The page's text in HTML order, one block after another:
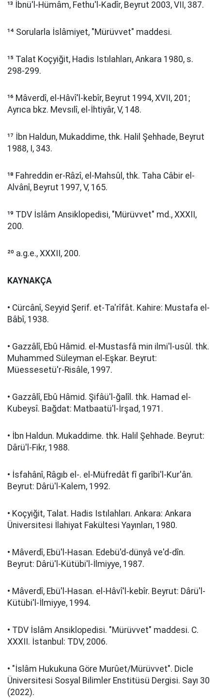
¹³ İbnü'l-Hümâm, Fethu'l-Kadîr, Beyrut 2003, VII, 387.
¹⁴ Sorularla İslâmiyet, "Mürüvvet" maddesi.
¹⁵ Talat Koçyiğit, Hadis Istılahları, Ankara 1980, s.
298-299.
¹⁶ Mâverdî, el-Hâvî'l-kebîr, Beyrut 1994, XVII, 201;
Ayrıca bkz. Mevsılî, el-İhtiyâr, V, 148.
¹⁷ İbn Haldun, Mukaddime, thk. Halil Şehhade, Beyrut
1988, I, 343.
¹⁸ Fahreddin er-Râzî, el-Mahsûl, thk. Taha Câbir el-
Alvânî, Beyrut 1997, V, 165.
¹⁹ TDV İslâm Ansiklopedisi, "Mürüvvet" md., XXXII,
200.
²⁰ a.g.e., XXXII, 200.
KAYNAKÇA
• Cürcânî, Seyyid Şerif. et-Ta'rîfât. Kahire: Mustafa el-
Bâbî, 1938.
• Gazzâlî, Ebû Hâmid. el-Mustasfâ min ilmi'l-usûl. thk.
Muhammed Süleyman el-Eşkar. Beyrut:
Müessesetü'r-Risâle, 1997.
• Gazzâlî, Ebû Hâmid. Şifâü'l-ğalîl. thk. Hamad el-
Kubeysî. Bağdat: Matbaatü'l-İrşad, 1971.
• İbn Haldun. Mukaddime. thk. Halil Şehhade. Beyrut:
Dârü'l-Fikr, 1988.
• İsfahânî, Râgıb el-. el-Müfredât fî garîbi'l-Kur'ân.
Beyrut: Dârü'l-Kalem, 1992.
• Koçyiğit, Talat. Hadis Istılahları. Ankara: Ankara
Üniversitesi İlahiyat Fakültesi Yayınları, 1980.
• Mâverdî, Ebü'l-Hasan. Edebü'd-dünyâ ve'd-dîn.
Beyrut: Dârü'l-Kütübi'l-İlmiyye, 1987.
• Mâverdî, Ebü'l-Hasan. el-Hâvî'l-kebîr. Beyrut: Dârü'l-
Kütübi'l-İlmiyye, 1994.
• TDV İslâm Ansiklopedisi. "Mürüvvet" maddesi. C.
XXXII. İstanbul: TDV, 2006.
• "İslâm Hukukuna Göre Murûet/Mürüvvet". Dicle
Üniversitesi Sosyal Bilimler Enstitüsü Dergisi. Sayı 30
(2022).